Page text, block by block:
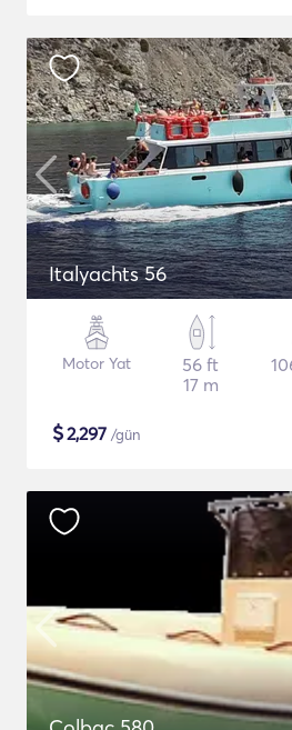
Italyachts 56
Motor Yat
56 ft
17 m
$2,297 /gün